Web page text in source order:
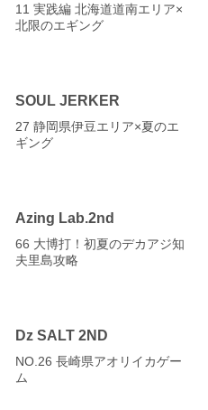
11 実践編 北海道道南エリア×
北限のエギング
SOUL JERKER
27 静岡県伊豆エリア×夏のエ
ギング
Azing Lab.2nd
66 大博打！初夏のデカアジ知
夫里島攻略
Dz SALT 2ND
NO.26 長崎県アオリイカゲー
ム